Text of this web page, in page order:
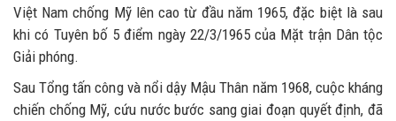
Việt Nam chống Mỹ lên cao từ đầu năm 1965, đặc biệt là sau
khi có Tuyên bố 5 điểm ngày 22/3/1965 của Mặt trận Dân tộc
Giải phóng.
Sau Tổng tấn công và nổi dậy Mậu Thân năm 1968, cuộc kháng
chiến chống Mỹ, cứu nước bước sang giai đoạn quyết định, đã